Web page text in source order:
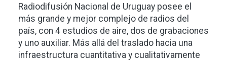
Radiodifusión Nacional de Uruguay posee el
más grande y mejor complejo de radios del
país, con 4 estudios de aire, dos de grabaciones
y uno auxiliar. Más allá del traslado hacia una
infraestructura cuantitativa y cualitativamente